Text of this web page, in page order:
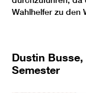
Wahlhelfer zu den
Dustin
Semester